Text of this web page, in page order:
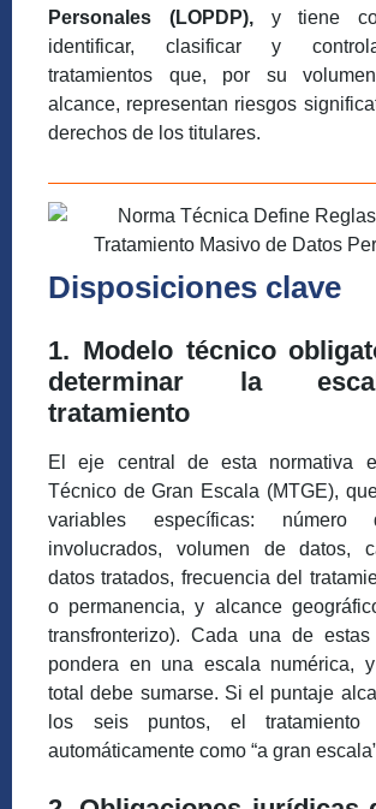
Personales (LOPDP),y tiene
identificar, clasificar y
tratamientos que, por su
alcance, representan riesgos
derechos de los titulares.
Disposiciones clave
1. Modelo técnico
determinar la
tratamiento
El eje central de esta normativa
Técnico de Gran Escala (MTGE),
variables específicas: número
involucrados, volumen de datos,
datos tratados, frecuencia del
o permanencia, y alcance
transfronterizo). Cada una de
pondera en una escala numérica,
total debe sumarse. Si el puntaje
los seis puntos, el tratamiento
automáticamente como “a gran